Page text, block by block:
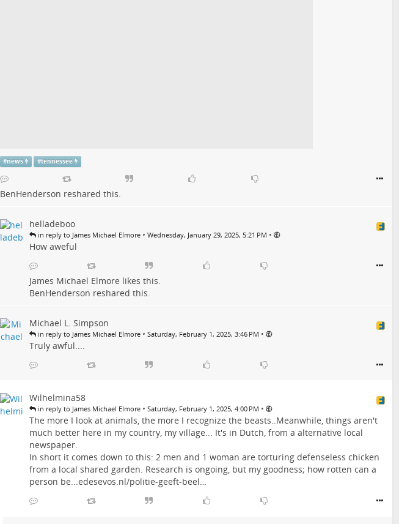
#news #tennessee
BenHenderson reshared this.
helladeboo
in reply to James Michael Elmore • Wednesday, January 29, 2025, 5:21 PM •
How aweful
James Michael Elmore likes this.
BenHenderson reshared this.
Michael L. Simpson
in reply to James Michael Elmore • Saturday, February 1, 2025, 3:46 PM •
Truly awful....
Wilhelmina58
in reply to James Michael Elmore • Saturday, February 1, 2025, 4:00 PM •
The more I look at animals, the more I recognize the beasts..Meanwhile, things aren't
much better here in my country, my village... It's in Dutch, from a alternative local
newspaper.
In short it comes down to this: 2 men and 1 woman are torturing defenseless chicken
from a local shared garden. Research is ongoing, but my goodness; how rotten can a
person be...edesevos.nl/politie-geeft-beel…